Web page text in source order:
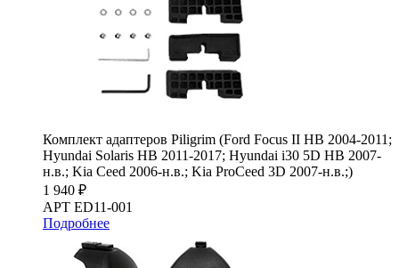
Комплект адаптеров Piligrim (Ford Focus II HB 2004-2011;
Hyundai Solaris HB 2011-2017; Hyundai i30 5D HB 2007-
н.в.; Kia Ceed 2006-н.в.; Kia ProCeed 3D 2007-н.в.;)
1 940 ₽
АРТ ED11-001
Подробнее